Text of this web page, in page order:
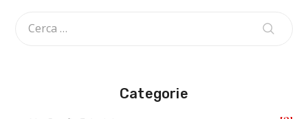
Categorie